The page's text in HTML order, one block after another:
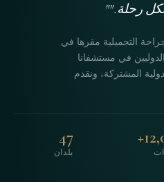
رحلة.""
التجميلية مقرها في
في مستشفانا
المشتركة، ونقدم
47
بلدان